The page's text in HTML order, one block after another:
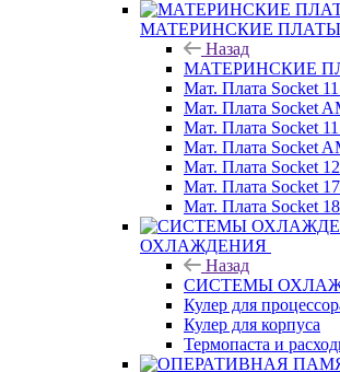
МАТЕРИНСКИЕ ПЛАТЫ
Назад
МАТЕРИНСКИЕ
Мат. Плата Socket
Мат. Плата Socket
Мат. Плата Socket
Мат. Плата Socket
Мат. Плата Socket
Мат. Плата Socket
Мат. Плата Socket
ОХЛАЖДЕНИЯ
Назад
СИСТЕМЫ
Кулер для
Кулер для корпуса
Термопаста и